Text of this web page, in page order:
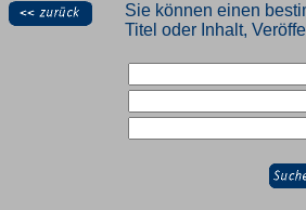
Sie können einen
Titel oder Inhalt,